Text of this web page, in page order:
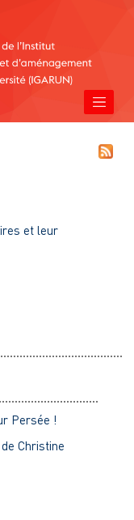
et leur
Persée !
Christine